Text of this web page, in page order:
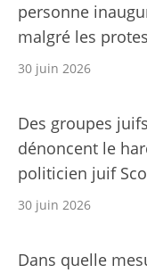
personne
malgré les
30 juin 2026
Des groupes
dénoncent le
politicien juif
30 juin 2026
Dans quelle